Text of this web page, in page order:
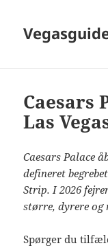
Caesars
Las
Caesars Palace
defineret
Strip. I 2026
større, dyrere og
Spørger du